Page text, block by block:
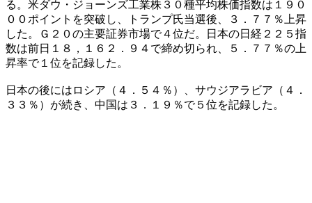
る。米ダウ・ジョーンズ工業株３０種平均株価指数は１９０
００ポイントを突破し、トランプ氏当選後、３．７７％上昇
した。Ｇ２０の主要証券市場で４位だ。日本の日経２２５指
数は前日１８，１６２．９４で締め切られ、５．７７％の上
昇率で１位を記録した。
日本の後にはロシア（４．５４％）、サウジアラビア（４．
３３％）が続き、中国は３．１９％で５位を記録した。